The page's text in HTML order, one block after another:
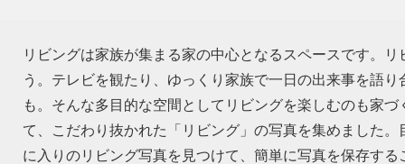
リビングは家族が集まる家の中心となるスペースです。
う。テレビを観たり、ゆっくり家族で一日の出来事を語
も。そんな多目的な空間としてリビングを楽しむのも家
て、こだわり抜かれた「リビング」の写真を集めました
に入りのリビング写真を見つけて、簡単に写真を保存す